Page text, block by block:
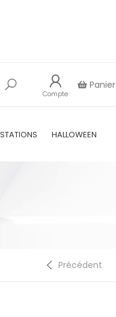
Compte
Panier
HALLOWEEN
Précédent